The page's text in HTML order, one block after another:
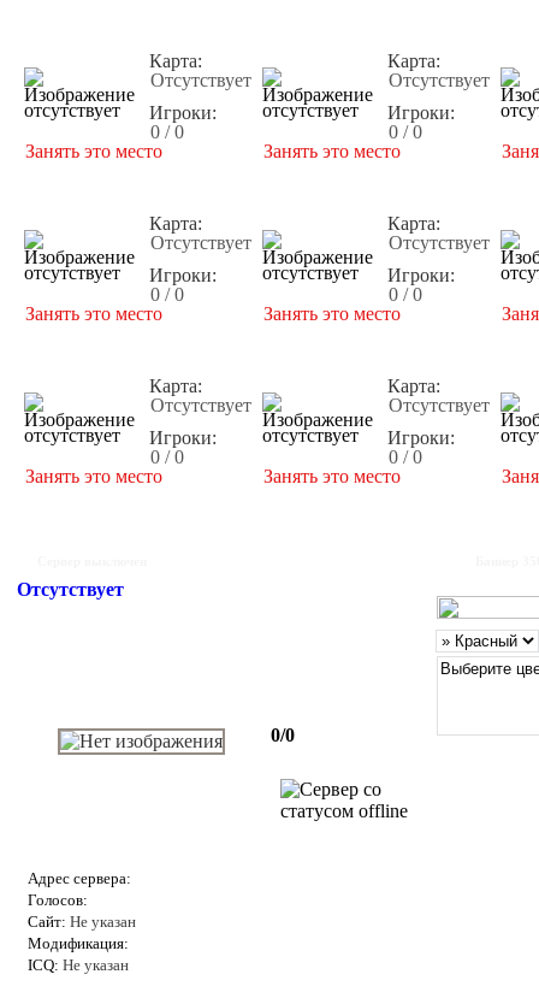
Карта:
Отсутствует
Игроки:
0 / 0
Занять это место
Карта:
Отсутствует
Игроки:
0 / 0
Занять это место
Карта:
Отсутствует
Игроки:
0 / 0
Занять это место
Карта:
Отсутствует
Игроки:
0 / 0
Занять это место
Карта:
Отсутствует
Игроки:
0 / 0
Занять это место
Карта:
Отсутствует
Игроки:
0 / 0
Занять это место
Отсутствует
0/0
Адрес сервера:
Голосов:
Сайт: Не указан
Модификация:
ICQ: Не указан